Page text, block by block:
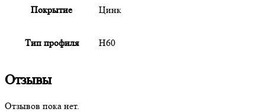
Покрытие Цинк
Тип профиля Н60
Отзывы
Отзывов пока нет.